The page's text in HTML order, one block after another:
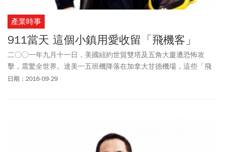
產業時事
911當天 這個小鎮用愛收留「飛機客」
二○○一年九月十一日，美國紐約世貿雙塔及五角大廈遭恐怖攻
擊，震驚全世界。達美一五班機降落在加拿大甘德機場，這些「飛
機客」暫居小鎮，意外留下暖心的故事。
日期：2016-09-29